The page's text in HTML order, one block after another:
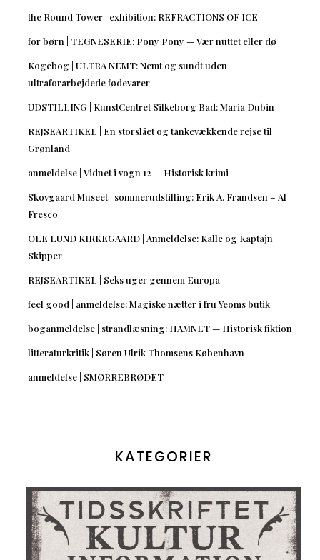
the Round Tower | exhibition: REFRACTIONS OF ICE
for børn | TEGNESERIE: Pony Pony — Vær nuttet eller dø
Kogebog | ULTRA NEMT: Nemt og sundt uden
ultraforarbejdede fødevarer
UDSTILLING | KunstCentret Silkeborg Bad: Maria Dubin
REJSEARTIKEL | En storslået og tankevækkende rejse til
Grønland
anmeldelse | Vidnet i vogn 12 — Historisk krimi
Skovgaard Museet | sommerudstilling: Erik A. Frandsen – Al
Fresco
OLE LUND KIRKEGAARD | Anmeldelse: Kalle og Kaptajn
Skipper
REJSEARTIKEL | Seks uger gennem Europa
feel good | anmeldelse: Magiske nætter i fru Yeoms butik
boganmeldelse | strandlæsning: HAMNET — Historisk fiktion
litteraturkritik | Søren Ulrik Thomsens København
anmeldelse | SMØRREBRØDET
KATEGORIER